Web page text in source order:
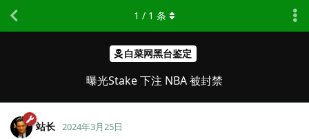
白菜网黑台鉴定
曝光Stake 下注 NBA 被封禁
1 / 1 条
站长 2024年3月25日